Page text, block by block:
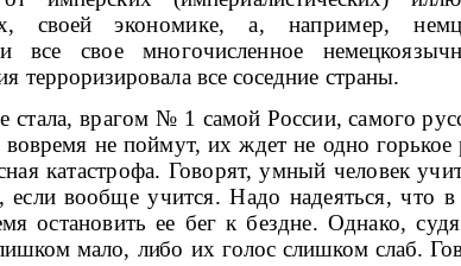
своейэкономике, а, например,
свое многочисленное немецкоя­
все соседние страны.
стала, врагом № 1 самой России, самого
вовремя не поймут, их ждет не одногорькое
катастрофа. Говорят, умный человек
если вооб­ще учится. Надо надеяться, что в
остановить ее бег к бездне. Однако,
мало, либо их голос слишком слаб.